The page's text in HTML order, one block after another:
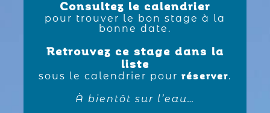
Consultez le calendrier
pour trouver le bon stage à la
bonne date.
Retrouvez ce stage dans la
liste
sous le calendrier pour réserver.
À bientôt sur l’eau…